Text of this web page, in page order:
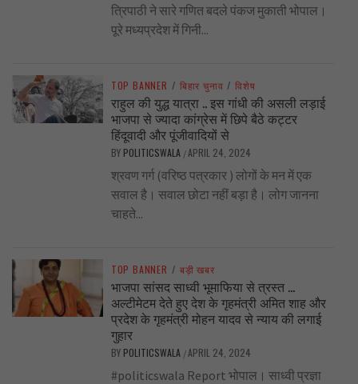
त्रिपाठी ने सारे गणित बदले पंकज मुकाती भोपाल।
पूरे मध्यप्रदेश में गिनी...
TOP BANNER / बिहार चुनाव / विशेष
राहुल की युद्ध यात्रा .. इस गांधी की असली लड़ाई
भाजपा से ज्यादा कांग्रेस में छिपे बैठे कट्टर
हिंदूवादी और पूंजीवादियों से
BY POLITICSWALA /APRIL 24, 2024
श्रवण गर्ग (वरिष्ठ पत्रकार ) लोगों के मन में एक
सवाल है। सवाल छोटा नहीं बड़ा है। लोग जानना
चाहते...
TOP BANNER / बड़ी खबर
भाजपा सांसद साध्वी भूमाफिया से त्रस्त …
अल्टीमेटम देते हुए देश के गृहमंत्री अमित शाह और
प्रदेश के गृहमंत्री मोहन यादव से न्याय की लगाई
गुहार
BY POLITICSWALA /APRIL 24, 2024
#politicswala Report भोपाल। साध्वी प्रज्ञा